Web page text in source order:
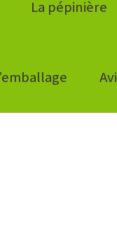
La pépinière